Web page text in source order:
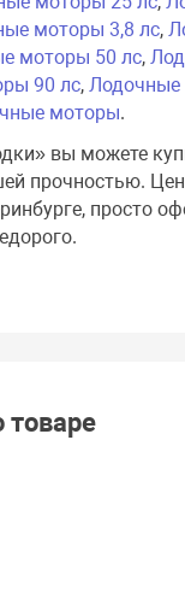
моторы 3,8 лс,
моторы 50 лс,
90 лс, Лодочные
моторы.
вы можете
прочностью.
просто
товаре